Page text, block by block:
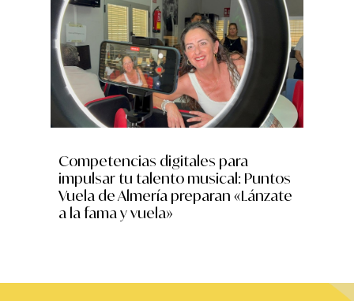
Competencias digitales para
impulsar tu talento musical: Puntos
Vuela de Almería preparan «Lánzate
a la fama y vuela»